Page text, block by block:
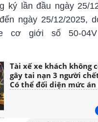
ký lần đầu ngày 25/
ngày 25/12/2025,
cơ giới số 50-
Tài xế xe khách không
gây tai nạn 3 người
Có thể đối diện mức án